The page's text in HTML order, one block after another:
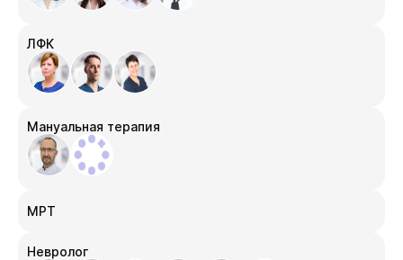
ЛФК
Мануальная терапия
МРТ
Невролог